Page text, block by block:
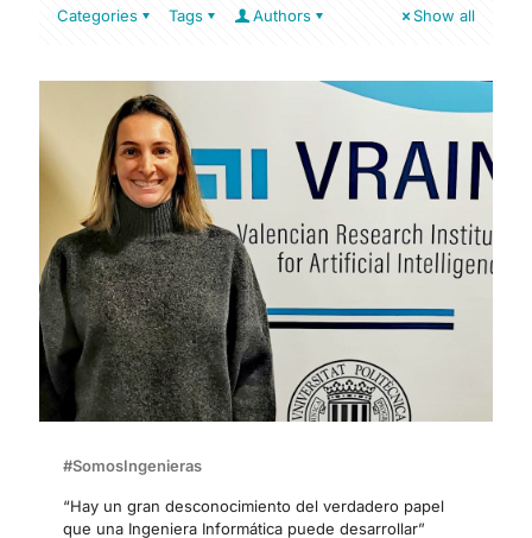
Categories Tags Authors Show all
#SomosIngenieras
“Hay un gran desconocimiento del verdadero papel
que una Ingeniera Informática puede desarrollar”